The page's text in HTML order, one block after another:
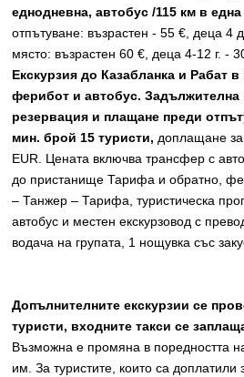
еднодневна, автобус /115 км в една
отпътуване: възрастен - 55 €, деца 4
място: възрастен 60 €, деца 4-12 г. -
Екскурзия до Казабланка и Рабат
ферибот и автобус. Задължителна
резервация и плащане преди
мин. брой 15 туристи, доплащане
EUR. Цената включва трансфер с
до пристанище Тарифа и обратно,
– Танжер – Тарифа, туристическа
автобус и местен екскурзовод с
водача на групата, 1 нощувка със
Допълнителните екскурзии се
туристи, входните такси се
Възможна е промяна в поредността
им. За туристите, които са